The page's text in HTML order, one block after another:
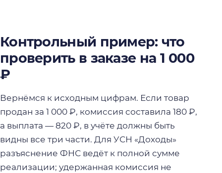
Контрольный пример: что
проверить в заказе на 1 000
₽
Вернёмся к исходным цифрам. Если товар
продан за 1 000 ₽, комиссия составила 180 ₽,
а выплата — 820 ₽, в учёте должны быть
видны все три части. Для УСН «Доходы»
разъяснение ФНС ведёт к полной сумме
реализации; удержанная комиссия не